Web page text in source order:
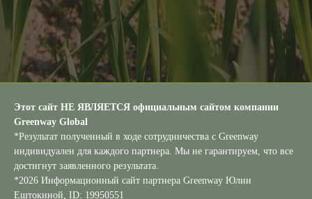
Этот сайт НЕ ЯВЛЯЕТСЯ официальным сайтом компании
Greenway Global
*Результат полученный в ходе сотрудничества с Greenway
индивидуален для каждого партнера. Мы не гарантируем, что все
достигнут заявленного результата.
*2026 Информационный сайт партнера Greenway Юлии
Ештокиной, ID: 19950551